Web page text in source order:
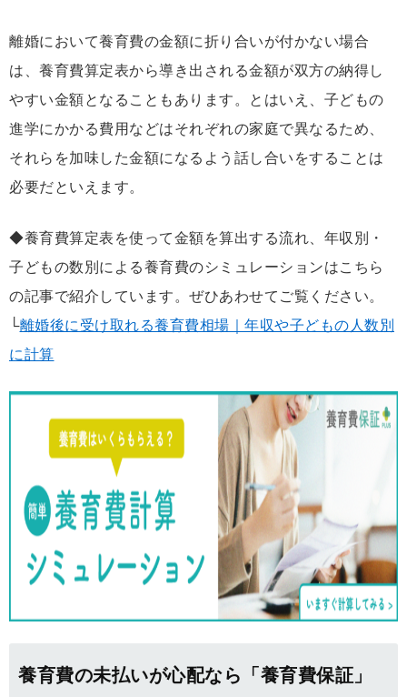
離婚において養育費の金額に折り合いが付かない場合
は、養育費算定表から導き出される金額が双方の納得し
やすい金額となることもあります。とはいえ、子どもの
進学にかかる費用などはそれぞれの家庭で異なるため、
それらを加味した金額になるよう話し合いをすることは
必要だといえます。
◆養育費算定表を使って金額を算出する流れ、年収別・
子どもの数別による養育費のシミュレーションはこちら
の記事で紹介しています。ぜひあわせてご覧ください。
└離婚後に受け取れる養育費相場｜年収や子どもの人数別
に計算
養育費の未払いが心配なら「養育費保証」